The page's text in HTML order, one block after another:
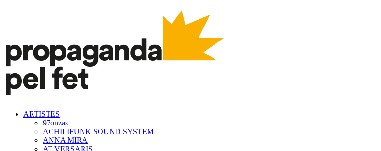
ARTISTES
97onzas
ACHILIFUNK SOUND SYSTEM
ANNA MIRA
AT VERSARIS